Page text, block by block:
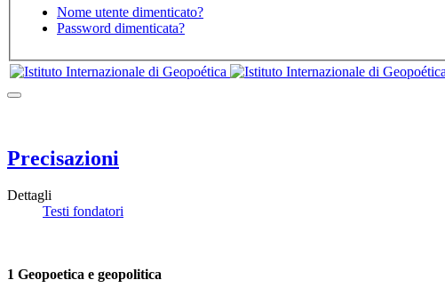
Nome utente dimenticato?
Password dimenticata?
Precisazioni
Dettagli
Testi fondatori
1 Geopoetica e geopolitica